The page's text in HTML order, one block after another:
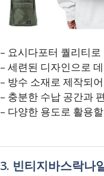
– 요시다포터 퀄리티
– 세련된 디자인으로
– 방수 소재로 제작되
– 충분한 수납 공간과
– 다양한 용도로 활용
3. 빈티지바스락나